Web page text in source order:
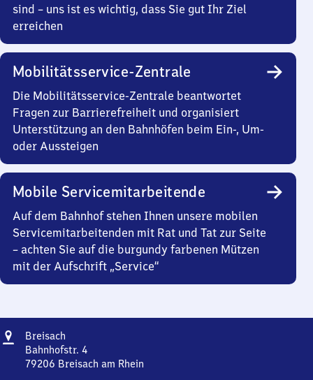
sind – uns ist es wichtig, dass Sie gut Ihr Ziel
erreichen
Mobilitätsservice-Zentrale
Die Mobilitätsservice-Zentrale beantwortet
Fragen zur Barrierefreiheit und organisiert
Unterstützung an den Bahnhöfen beim Ein-, Um-
oder Aussteigen
Mobile Servicemitarbeitende
Auf dem Bahnhof stehen Ihnen unsere mobilen
Servicemitarbeitenden mit Rat und Tat zur Seite
– achten Sie auf die burgundy farbenen Mützen
mit der Aufschrift „Service“
Adresse
Breisach
Bahnhofstr. 4
79206 Breisach am Rhein